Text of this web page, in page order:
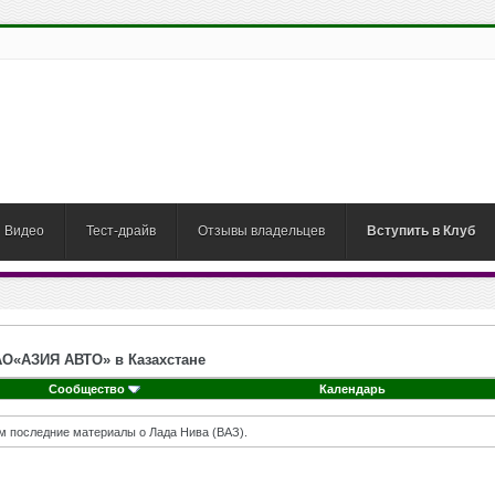
Видео Тест-драйв Отзывы владельцев Вступить в Клуб
АВТО» в Казахстане
Сообщество Календарь
последние материалы о Лада Нива (ВАЗ).